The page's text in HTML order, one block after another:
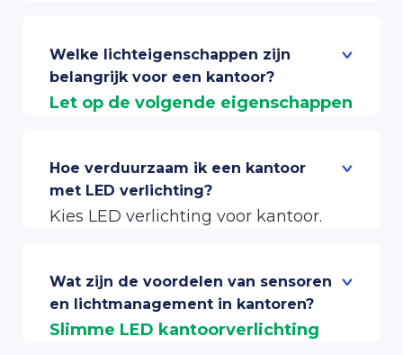
Energiebesparing en CO2 reductie
van 65-90% met lichtmanagement
Besparing op onderhoud vanwege
Verbetering van concentratie en
productiviteit door rustig
Verhoging van het comfort in de
ruimte
Welke lichteigenschappen zijn
belangrijk voor een kantoor?
Let op de volgende eigenschappen
NEN-normen– Minimaal 500 lux
op werkplek
– Max 15%
UGR– onder 19 op werkplekken
SDCM Kleurverschil – Max 3 SDCM
Hoe verduurzaam ik een kantoor
met LED verlichting?
Kies LED verlichting voor kantoor.
ombouwen of kies voor nieuwe LED
kantoorverlichting zoals LED
panelen.
Wat zijn de voordelen van sensoren
en lichtmanagement in kantoren?
Slimme LED kantoorverlichting